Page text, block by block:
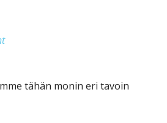
tähän monin eri tavoin